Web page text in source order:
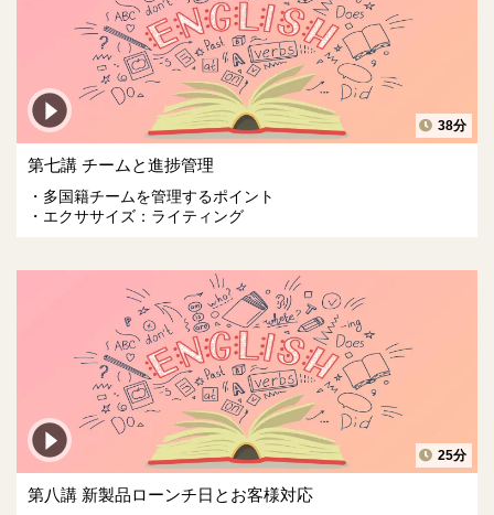
38分
第七講 チームと進捗管理
多国籍チームを管理するポイント
エクササイズ：ライティング
25分
第八講 新製品ローンチ日とお客様対応